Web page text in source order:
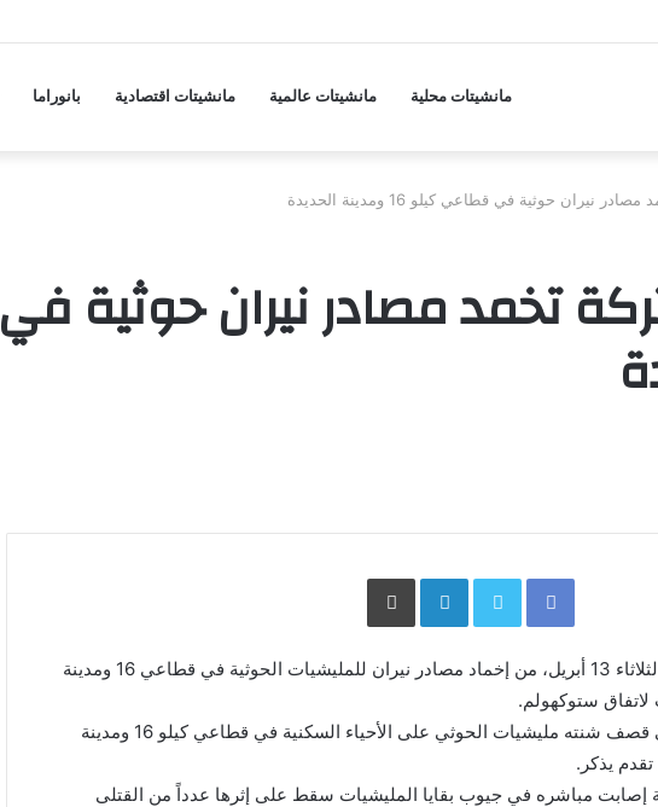
مانشيتات محلية مانشيتات عالمية مانشيتات اقتصادية بانوراما
نيران حوثية في قطاعي كيلو 16 ومدينة الحديدة
Facebook
Twitter
LinkedInطباعة
تمكنت القوات المشتركة، اليوم الثلاثاء 13 أبريل، من إخماد مصادر نيران للمليشيات الحوثية في قطاعي 16 ومدينة
لاتفاق ستوكهولم.
حيث ردت القوات المشتركة على قصف شنته مليشيات الحوثي على الأحياء السكنية في قطاعي كيلو 16 ومدينة
يذكر.
إصابت مباشره في جيوب بقايا المليشيات سقط على إثرها عدداً من القتلى